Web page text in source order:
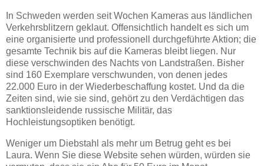
In Schweden werden seit Wochen Kameras aus ländlichen
Verkehrsblitzern geklaut. Offensichtlich handelt es sich um
eine organisierte und professionell durchgeführte Aktion; die
gesamte Technik bis auf die Kameras bleibt liegen. Nur
diese verschwinden des Nachts von Landstraßen. Bisher
sind 160 Exemplare verschwunden, von denen jedes
22.000 Euro in der Wiederbeschaffung kostet. Und da die
Zeiten sind, wie sie sind, gehört zu den Verdächtigen das
sanktionsleidende russische Militär, das
Hochleistungsoptiken benötigt.
Weniger um Diebstahl als mehr um Betrug geht es bei
Laura. Wenn Sie diese Website sehen würden, würden sie